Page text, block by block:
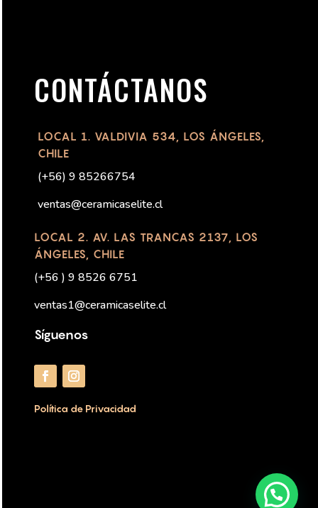
CONTÁCTANOS
LOCAL 1. VALDIVIA 534, LOS ÁNGELES,
CHILE
(+56) 9 85266754
ventas@ceramicaselite.cl
LOCAL 2. AV. LAS TRANCAS 2137, LOS
ÁNGELES, CHILE
(+56 ) 9 8526 6751
ventas1@ceramicaselite.cl
Síguenos
Política de Privacidad